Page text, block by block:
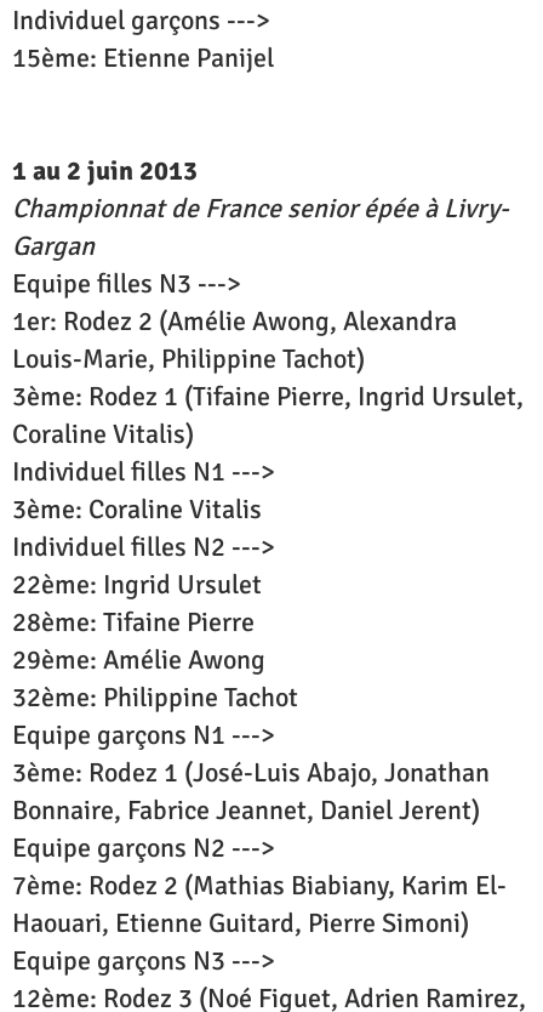
Individuel garçons --->
15ème: Etienne Panijel
1 au 2 juin 2013
Championnat de France senior épée à Livry-
Gargan
Equipe filles N3 --->
1er: Rodez 2 (Amélie Awong, Alexandra
Louis-Marie, Philippine Tachot)
3ème: Rodez 1 (Tifaine Pierre, Ingrid Ursulet,
Coraline Vitalis)
Individuel filles N1 --->
3ème: Coraline Vitalis
Individuel filles N2 --->
22ème: Ingrid Ursulet
28ème: Tifaine Pierre
29ème: Amélie Awong
32ème: Philippine Tachot
Equipe garçons N1 --->
3ème: Rodez 1 (José-Luis Abajo, Jonathan
Bonnaire, Fabrice Jeannet, Daniel Jerent)
Equipe garçons N2 --->
7ème: Rodez 2 (Mathias Biabiany, Karim El-
Haouari, Etienne Guitard, Pierre Simoni)
Equipe garçons N3 --->
12ème: Rodez 3 (Noé Figuet, Adrien Ramirez,